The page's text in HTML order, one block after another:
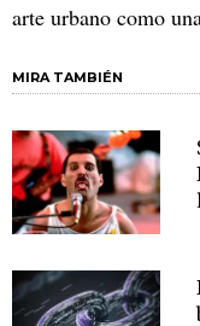
arte urbano como
MIRA TAMBIÉN